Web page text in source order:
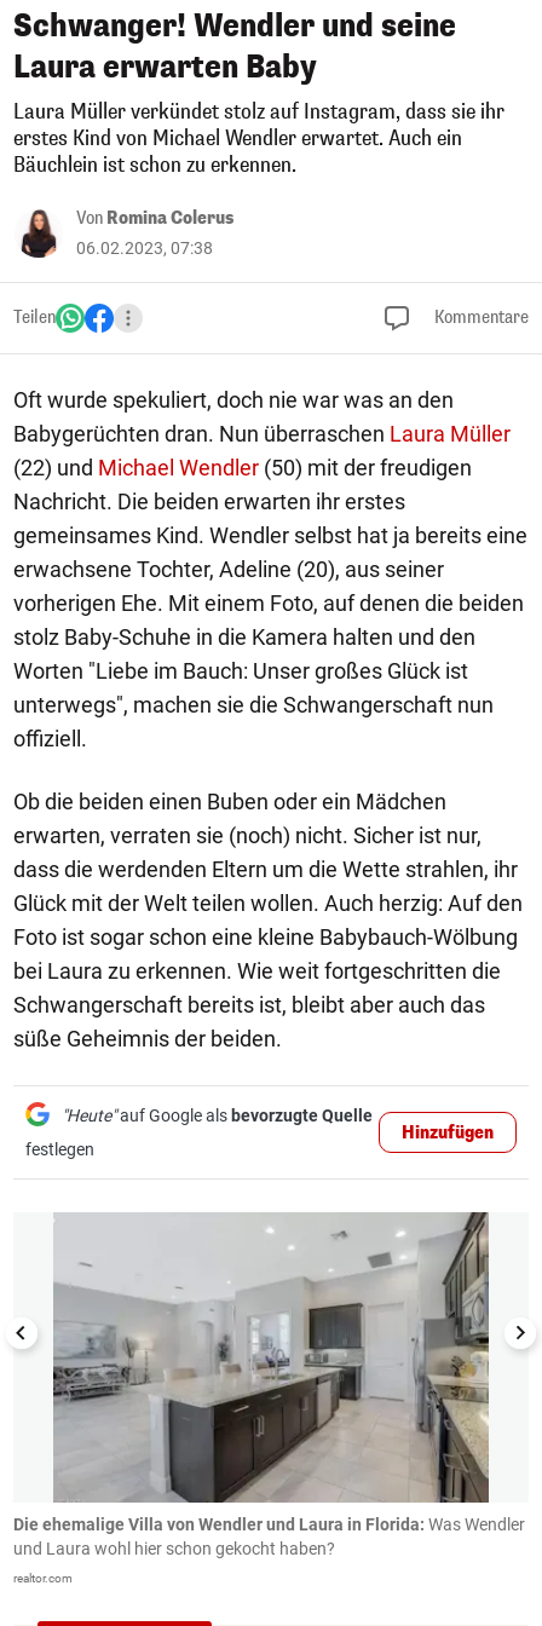
Schwanger! Wendler und seine
Laura erwarten Baby
Laura Müller verkündet stolz auf Instagram, dass sie ihr
erstes Kind von Michael Wendler erwartet. Auch ein
Bäuchlein ist schon zu erkennen.
Von Romina Colerus
06.02.2023, 07:38
Teilen Kommentare
Oft wurde spekuliert, doch nie war was an den
Babygerüchten dran. Nun überraschen Laura Müller
(22) und Michael Wendler (50) mit der freudigen
Nachricht. Die beiden erwarten ihr erstes
gemeinsames Kind. Wendler selbst hat ja bereits eine
erwachsene Tochter, Adeline (20), aus seiner
vorherigen Ehe. Mit einem Foto, auf denen die beiden
stolz Baby-Schuhe in die Kamera halten und den
Worten "Liebe im Bauch: Unser großes Glück ist
unterwegs", machen sie die Schwangerschaft nun
offiziell.
Ob die beiden einen Buben oder ein Mädchen
erwarten, verraten sie (noch) nicht. Sicher ist nur,
dass die werdenden Eltern um die Wette strahlen, ihr
Glück mit der Welt teilen wollen. Auch herzig: Auf den
Foto ist sogar schon eine kleine Babybauch-Wölbung
bei Laura zu erkennen. Wie weit fortgeschritten die
Schwangerschaft bereits ist, bleibt aber auch das
süße Geheimnis der beiden.
"Heute"auf Google als bevorzugte Quelle
festlegen
Hinzufügen
1/12
Die ehemalige Villa von Wendler und Laura in Florida: Was Wendler
und Laura wohl hier schon gekocht haben?
realtor.com